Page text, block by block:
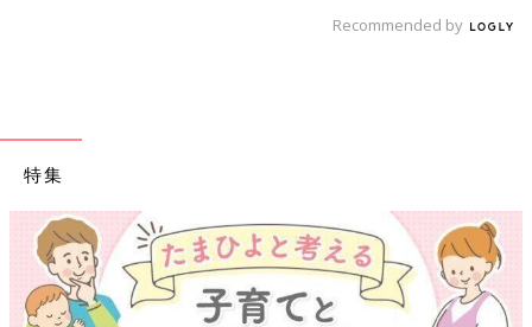
裏ごししていたんですよ。それを思うと、令和ってすごい！ 育
ますか？
辻 夢空が生まれてから、自分の時間はほとんどありません。た
だ、10代はアイドル、20代は子育てとずっと忙しくしていたの
で、この状態が私にとっては普通なんです。
Recommended by
特集